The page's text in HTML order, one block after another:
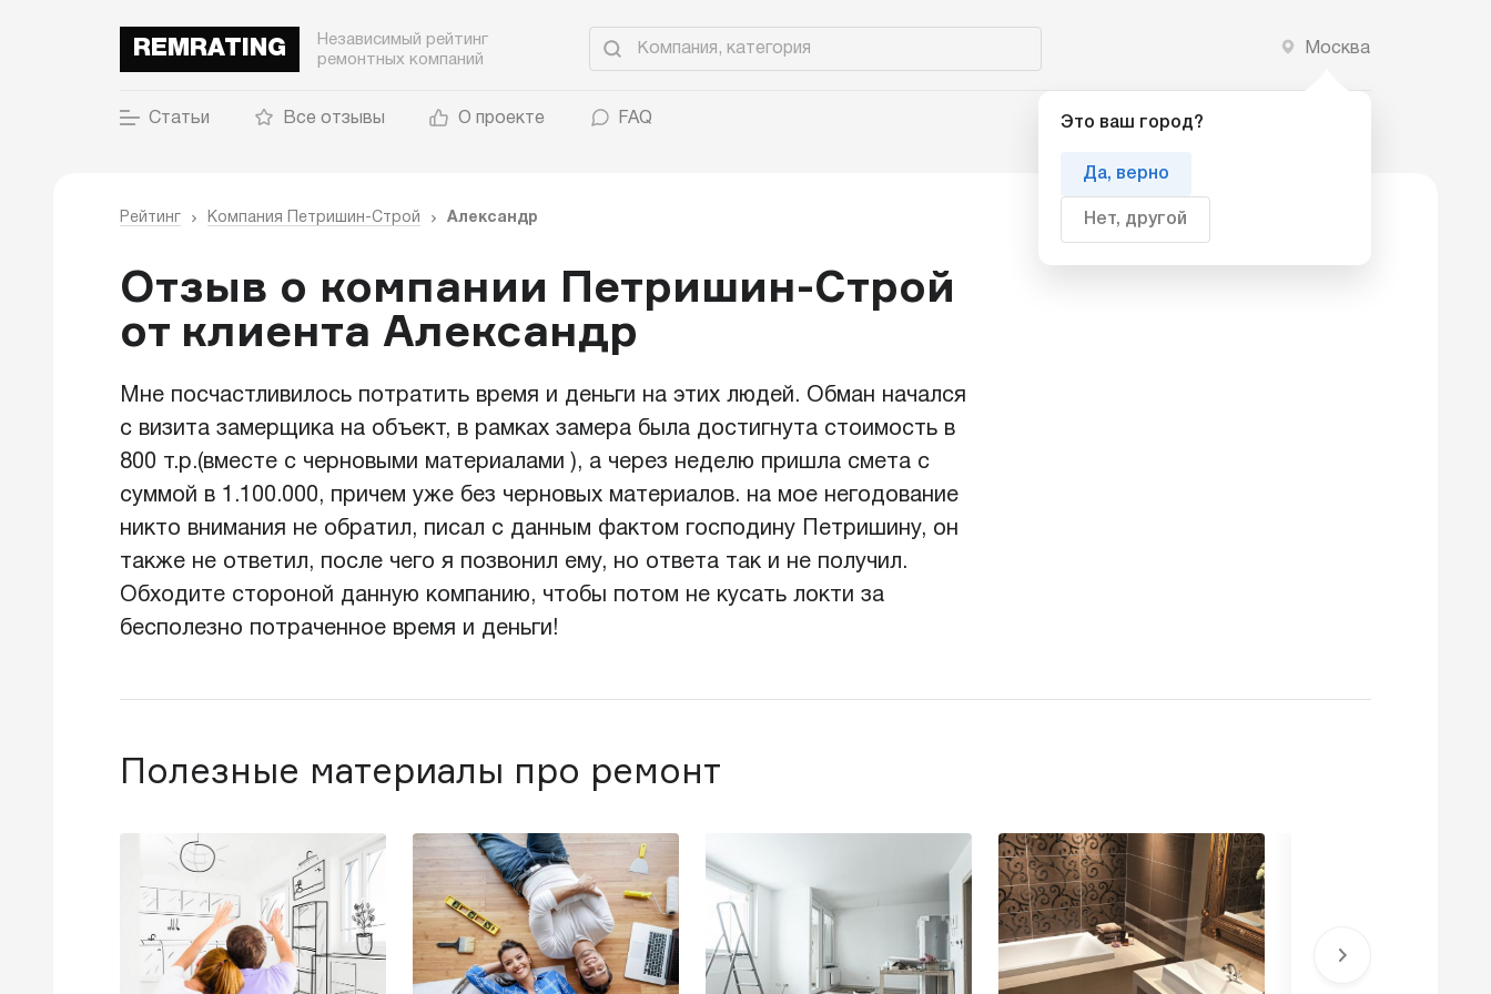
REMRATING
Независимый рейтинг
ремонтных компаний
Москва
Это ваш город?
Да, верно
Нет, другой
Статьи Все отзывы О проекте FAQ Добавить компанию
Рейтинг Компания Петришин-Строй Александр
Отзыв о компании Петришин-Строй
от клиента Александр
Мне посчастливилось потратить время и деньги на этих людей. Обман начался
с визита замерщика на объект, в рамках замера была достигнута стоимость в
800 т.р.(вместе с черновыми материалами ), а через неделю пришла смета с
суммой в 1.100.000, причем уже без черновых материалов. на мое негодование
никто внимания не обратил, писал с данным фактом господину Петришину, он
также не ответил, после чего я позвонил ему, но ответа так и не получил.
Обходите стороной данную компанию, чтобы потом не кусать локти за
бесполезно потраченное время и деньги!
Полезные материалы про ремонт